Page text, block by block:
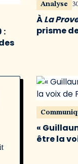
:
Analyse
ÀLa
prisme
«
être la